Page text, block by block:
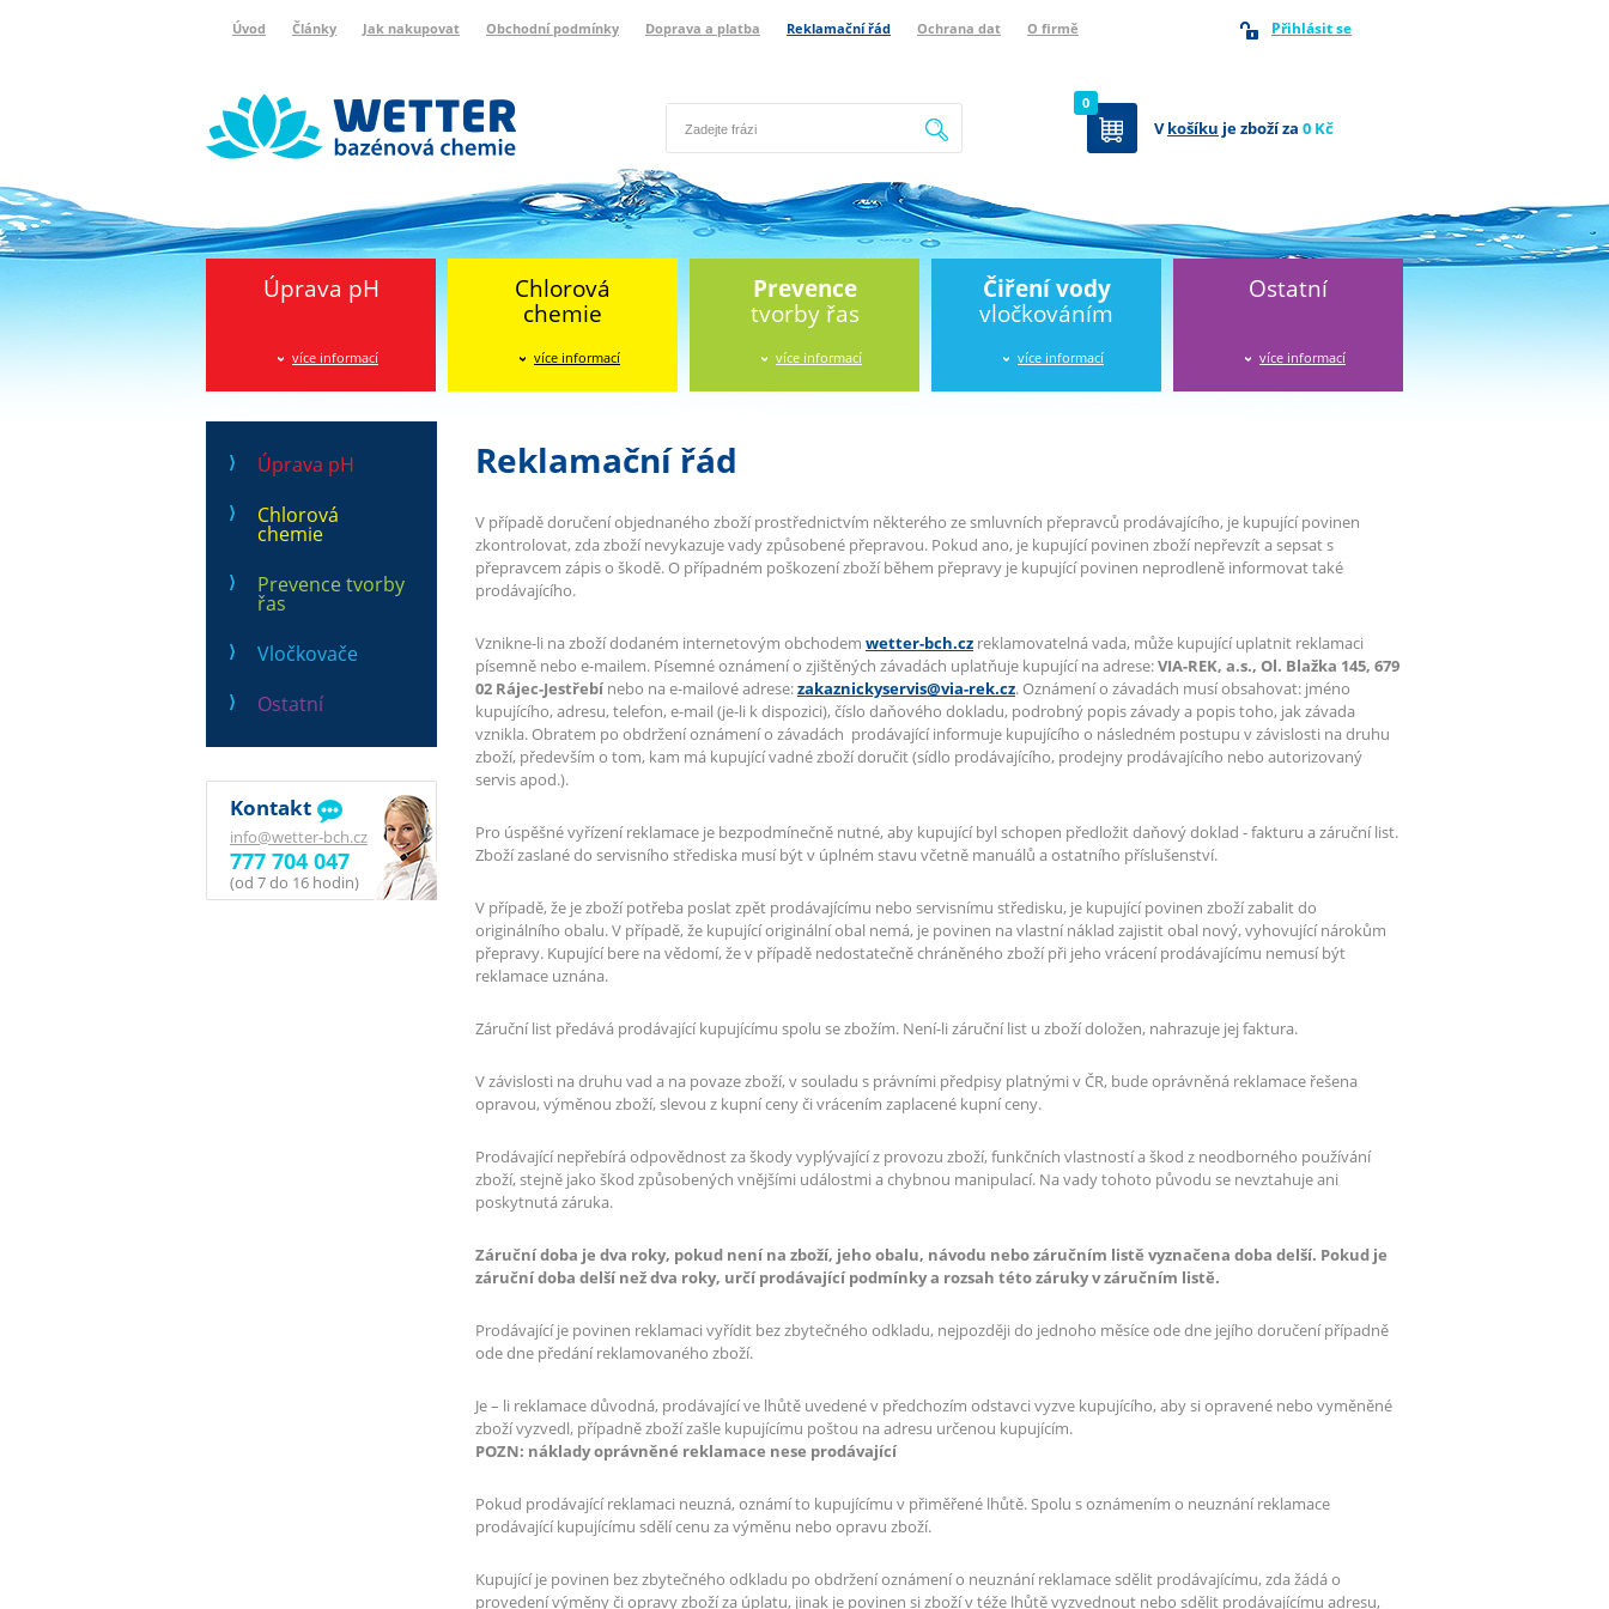
Úvod Články Jak nakupovat Obchodní podmínky Doprava a platba Reklamační řád Ochrana dat O firmě Přihlásit se
Hledat
Vkošíku je zboží za 0 Kč
0
Úprava pH
více informací
Chlorová
chemie
více informací
Prevence
tvorby řas
více informací
Čiření vody
vločkováním
více informací
Ostatní
více informací
Úprava pH
Chlorová
chemie
Prevence tvorby
řas
Vločkovače
Ostatní
Kontakt
info@wetter-bch.cz
777 704 047
(od 7 do 16 hodin)
Reklamační řád
V případě doručení objednaného zboží prostřednictvím některého ze smluvních přepravců prodávajícího, je kupující povinen
zkontrolovat, zda zboží nevykazuje vady způsobené přepravou. Pokud ano, je kupující povinen zboží nepřevzít a sepsat s
přepravcem zápis o škodě. O případném poškození zboží během přepravy je kupující povinen neprodleně informovat také
prodávajícího.
Vznikne-li na zboží dodaném internetovým obchodem wetter-bch.cz reklamovatelná vada, může kupující uplatnit reklamaci
písemně nebo e-mailem. Písemné oznámení o zjištěných závadách uplatňuje kupující na adrese:VIA-REK, a.s., Ol. Blažka 145, 679
02 Rájec-Jestřebínebo na e-mailové adrese:zakaznickyservis@via-rek.cz. Oznámení o závadách musí obsahovat: jméno
kupujícího, adresu, telefon, e-mail (je-li k dispozici), číslo daňového dokladu, podrobný popis závady a popis toho, jak závada
vznikla. Obratem po obdržení oznámení o závadách prodávající informuje kupujícího o následném postupu v závislosti na druhu
zboží, především o tom, kam má kupující vadné zboží doručit (sídlo prodávajícího, prodejny prodávajícího nebo autorizovaný
servis apod.).
Pro úspěšné vyřízení reklamace je bezpodmínečně nutné, aby kupující byl schopen předložit daňový doklad - fakturu a záruční list.
Zboží zaslané do servisního střediska musí být v úplném stavu včetně manuálů a ostatního příslušenství.
V případě, že je zboží potřeba poslat zpět prodávajícímu nebo servisnímu středisku, je kupující povinen zboží zabalit do
originálního obalu. V případě, že kupující originální obal nemá, je povinen na vlastní náklad zajistit obal nový, vyhovující nárokům
přepravy. Kupující bere na vědomí, že v případě nedostatečně chráněného zboží při jeho vrácení prodávajícímu nemusí být
reklamace uznána.
Záruční list předává prodávající kupujícímu spolu se zbožím. Není-li záruční list u zboží doložen, nahrazuje jej faktura.
V závislosti na druhu vad a na povaze zboží, v souladu s právními předpisy platnými v ČR, bude oprávněná reklamace řešena
opravou, výměnou zboží, slevou z kupní ceny či vrácením zaplacené kupní ceny.
Prodávající nepřebírá odpovědnost za škody vyplývající z provozu zboží, funkčních vlastností a škod z neodborného používání
zboží, stejně jako škod způsobených vnějšími událostmi a chybnou manipulací. Na vady tohoto původu se nevztahuje ani
poskytnutá záruka.
Záruční doba je dva roky, pokud není na zboží, jeho obalu, návodu nebo záručním listě vyznačena doba delší. Pokud je
záruční doba delší než dva roky, určí prodávající podmínky a rozsah této záruky v záručním listě.
Prodávající je povinen reklamaci vyřídit bez zbytečného odkladu, nejpozději do jednoho měsíce ode dne jejího doručení případně
ode dne předání reklamovaného zboží.
Je – li reklamace důvodná, prodávající ve lhůtě uvedené v předchozím odstavci vyzve kupujícího, aby si opravené nebo vyměněné
zboží vyzvedl, případně zboží zašle kupujícímu poštou na adresu určenou kupujícím.
POZN: náklady oprávněné reklamace nese prodávající
Pokud prodávající reklamaci neuzná, oznámí to kupujícímu v přiměřené lhůtě. Spolu s oznámením o neuznání reklamace
prodávající kupujícímu sdělí cenu za výměnu nebo opravu zboží.
Kupující je povinen bez zbytečného odkladu po obdržení oznámení o neuznání reklamace sdělit prodávajícímu, zda žádá o
provedení výměny či opravy zboží za úplatu, jinak je povinen si zboží v téže lhůtě vyzvednout nebo sdělit prodávajícímu adresu,